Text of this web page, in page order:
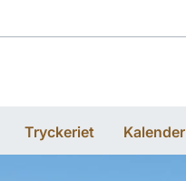
Tryckeriet Kalender